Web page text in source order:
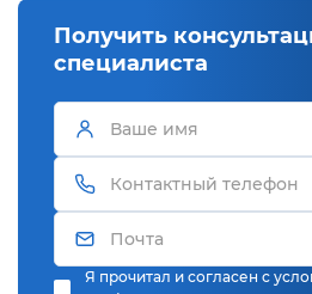
Получить
специалиста
Я прочитал и согласен с